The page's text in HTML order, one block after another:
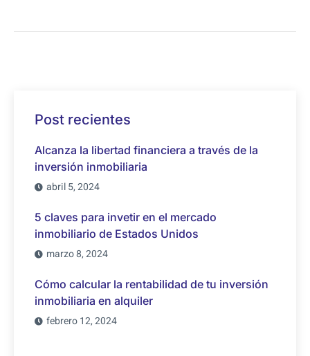
Post recientes
Alcanza la libertad financiera a través de la
inversión inmobiliaria
abril 5, 2024
5 claves para invetir en el mercado
inmobiliario de Estados Unidos
marzo 8, 2024
Cómo calcular la rentabilidad de tu inversión
inmobiliaria en alquiler
febrero 12, 2024